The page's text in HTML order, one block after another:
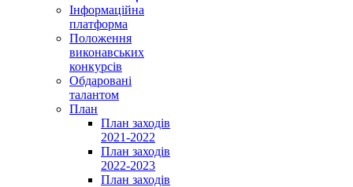
Інформаційна
платформа
Положення
виконавських
конкурсів
Обдаровані
талантом
План
План заходів
2021-2022
План заходів
2022-2023
План заходів